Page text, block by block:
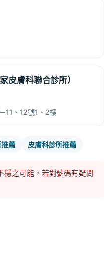
皮膚科聯合診所）
11、12號1、2樓
薦 皮膚科診所推薦
穩之可能，若對號碼有疑問